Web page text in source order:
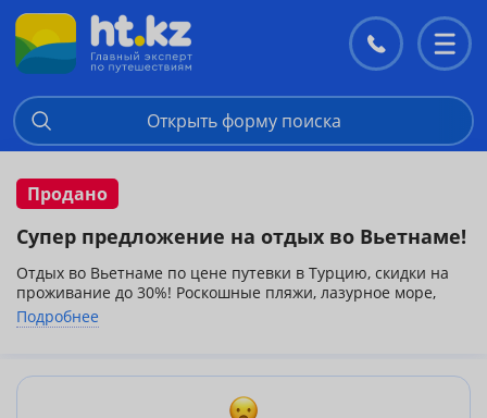
Контакты
меню
Открыть форму поиска
Продано
Супер предложение на отдых во Вьетнаме!
Отдых во Вьетнаме по цене путевки в Турцию, скидки на
проживание до 30%! Роскошные пляжи, лазурное море,
яркое солнце и шикарная природа! Лучшие курорты
Вьетнама: Фантьет, Нячанг и о.Фукуок!
***Перелет Алматы-Хошимин-Алматы авиакомпанией Air
Astana
Подробнее